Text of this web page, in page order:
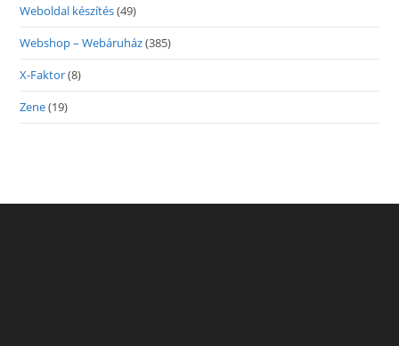
Weboldal készítés(49)
Webshop – Webáruház(385)
X-Faktor(8)
Zene(19)